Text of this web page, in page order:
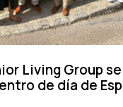
Living Group
de día de